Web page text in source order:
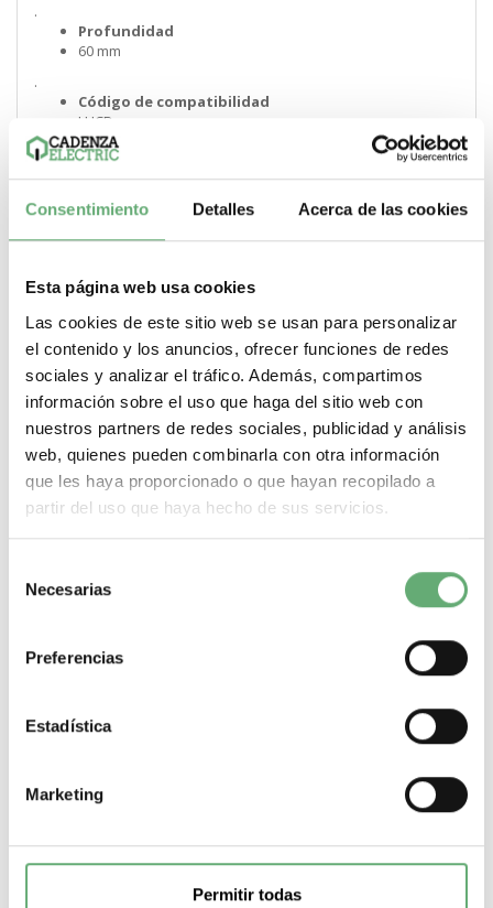
Consentimiento Detalles Acerca de las cookies
Esta página web usa cookies
Las cookies de este sitio web se usan para personalizar
el contenido y los anuncios, ofrecer funciones de redes
sociales y analizar el tráfico. Además, compartimos
información sobre el uso que haga del sitio web con
nuestros partners de redes sociales, publicidad y análisis
web, quienes pueden combinarla con otra información
que les haya proporcionado o que hayan recopilado a
partir del uso que haya hecho de sus servicios.
Necesarias
Preferencias
Estadística
Marketing
Permitir todas
.
Profundidad
60 mm
.
Código de compatibilidad
LUCD
.
60947-1IP20 otras caras acorde a IEC 60947-1IP40 panel
.
Tratamiento de protección
TH acorde a IEC 60068
.
Temperatura ambiente de funcionamiento
-25…70 °C
.
Temperatura ambiente de almacenamiento
-40…85 °C
.
Altitud máxima de funcionamiento
2000 m
resistencia al fuego
960 °C piezas soporte de componentes activos acorde a
.
2715 gn polos de potencia cerrados acorde a IEC 60068-
2-27
resistencia a las vibraciones
2 gn 5…300 Hz polos de potencia abiertos acorde a IEC
acorde a IEC 60068-2-6
Resistencia a descargas electroestáticas